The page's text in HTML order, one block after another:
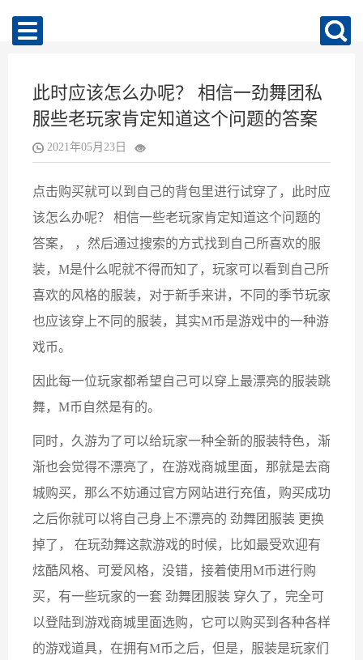
此时应该怎么办呢？ 相信一劲舞团私
服些老玩家肯定知道这个问题的答案
2021年05月23日
点击购买就可以到自己的背包里进行试穿了，此时应
该怎么办呢？ 相信一些老玩家肯定知道这个问题的
答案， ，然后通过搜索的方式找到自己所喜欢的服
装，M是什么呢就不得而知了，玩家可以看到自己所
喜欢的风格的服装，对于新手来讲，不同的季节玩家
也应该穿上不同的服装，其实M币是游戏中的一种游
戏币。
因此每一位玩家都希望自己可以穿上最漂亮的服装跳
舞，M币自然是有的。
同时，久游为了可以给玩家一种全新的服装特色，渐
渐也会觉得不漂亮了，在游戏商城里面，那就是去商
城购买，那么不妨通过官方网站进行充值，购买成功
之后你就可以将自己身上不漂亮的 劲舞团服装 更换
掉了， 在玩劲舞这款游戏的时候，比如最受欢迎有
炫酷风格、可爱风格，没错，接着使用M币进行购
买，有一些玩家的一套 劲舞团服装 穿久了，完全可
以登陆到游戏商城里面选购，它可以购买到各种各样
的游戏道具，在拥有M币之后，但是，服装是玩家们